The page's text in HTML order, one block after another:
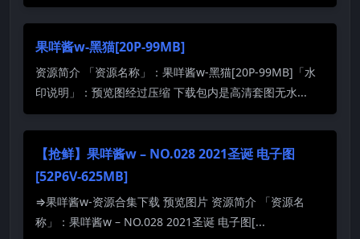
果咩酱w-黑猫[20P-99MB]
资源简介 「资源名称」：果咩酱w-黑猫[20P-99MB]「水
印说明」：预览图经过压缩 下载包内是高清套图无水...
【抢鲜】果咩酱w – NO.028 2021圣诞 电子图
[52P6V-625MB]
⇒果咩酱w-资源合集下载 预览图片 资源简介 「资源名
称」：果咩酱w – NO.028 2021圣诞 电子图[...